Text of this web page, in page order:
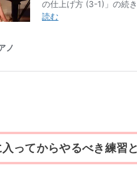
ってからやるべき練習